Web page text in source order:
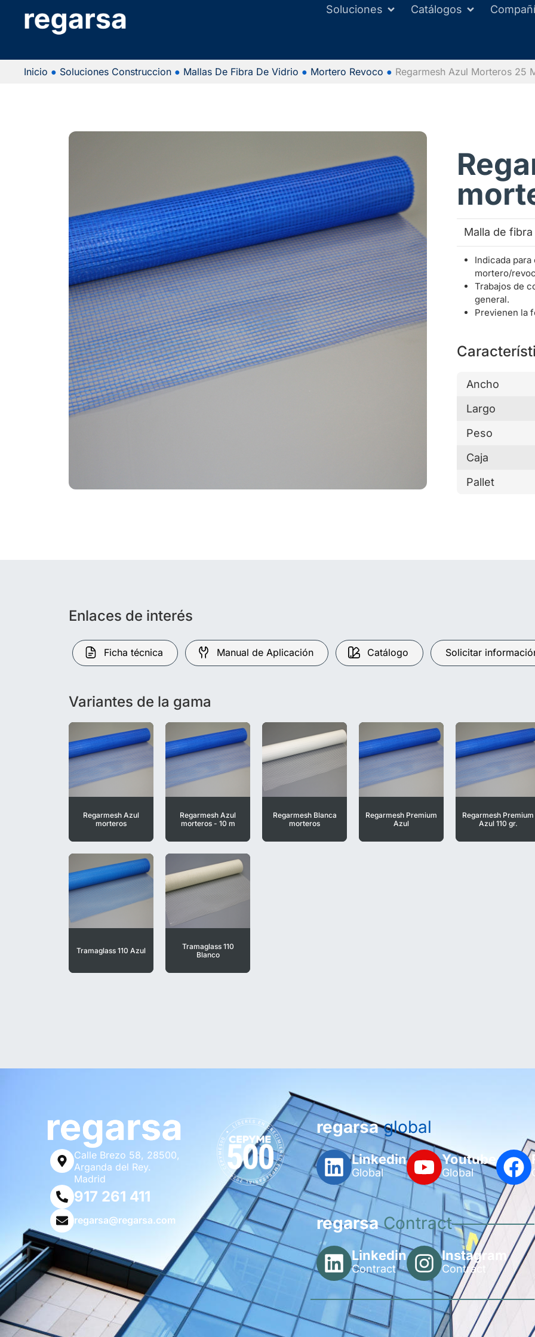
Soluciones Catálogos
Inicio ● Soluciones Construccion ● Mallas De Fibra De Vidrio ● Mortero Revoco ● Regarmesh Azul Morteros 25
Malla de
Indicada
mortero/
Trabajos de
general.
Previenen la
Ancho
Largo
Peso
Caja
Pallet
Enlaces de interés
Ficha técnica Manual de Aplicación Catálogo Solicitar
Variantes de la gama
Regarmesh Azul
morteros
Regarmesh Azul
morteros - 10 m
Regarmesh Blanca
morteros
Regarmesh Premium
Azul
Regarmesh Premium
Azul 110 gr.
Tramaglass 110 Azul
Tramaglass 110
Blanco
Calle Brezo 58, 28500,
Arganda del Rey.
Madrid
917 261 411
regarsa@regarsa.com
regarsaglobal
Linkedin
Global
Youtube
Global
regarsaContract
Linkedin
Contract
Instagram
Contract